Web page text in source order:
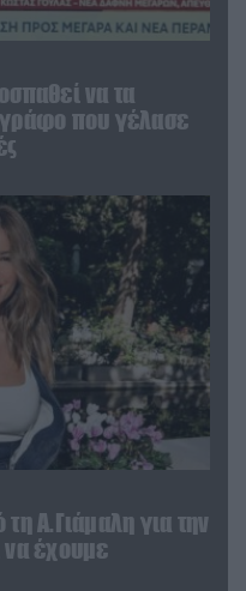
να τα
που γέλασε
Α.Γιάμαλη για την
να έχουμε